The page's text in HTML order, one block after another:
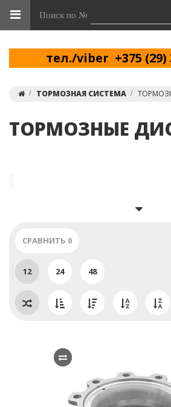
Поиск по №
тел./viber +375 (29)
ТОРМОЗНАЯ СИСТЕМА
ТОРМОЗНЫЕ
(29) 358-24-70 / (29)
СРАВНИТЬ 0
12 24 48